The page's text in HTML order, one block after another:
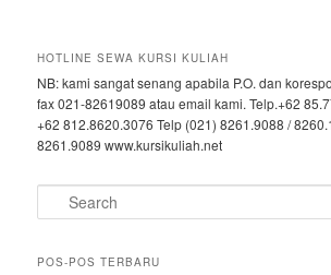
HOTLINE SEWA KURSI KULIAH
NB: kami sangat senang apabila P.O. dan
fax 021-82619089 atau email kami. Telp.+62
+62 812.8620.3076 Telp (021) 8261.9088 /
8261.9089 www.kursikuliah.net
Search
POS-POS TERBARU